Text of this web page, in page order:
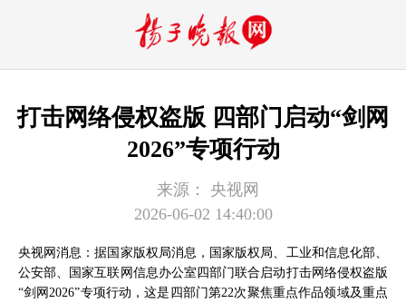
打击网络侵权盗版 四部门启动“剑网
2026”专项行动
来源：
央视网
2026-06-02 14:40:00
央视网消息：据国家版权局消息，国家版权局、工业和信息化部、
公安部、国家互联网信息办公室四部门联合启动打击网络侵权盗版
“剑网2026”专项行动，这是四部门第22次聚焦重点作品领域及重点